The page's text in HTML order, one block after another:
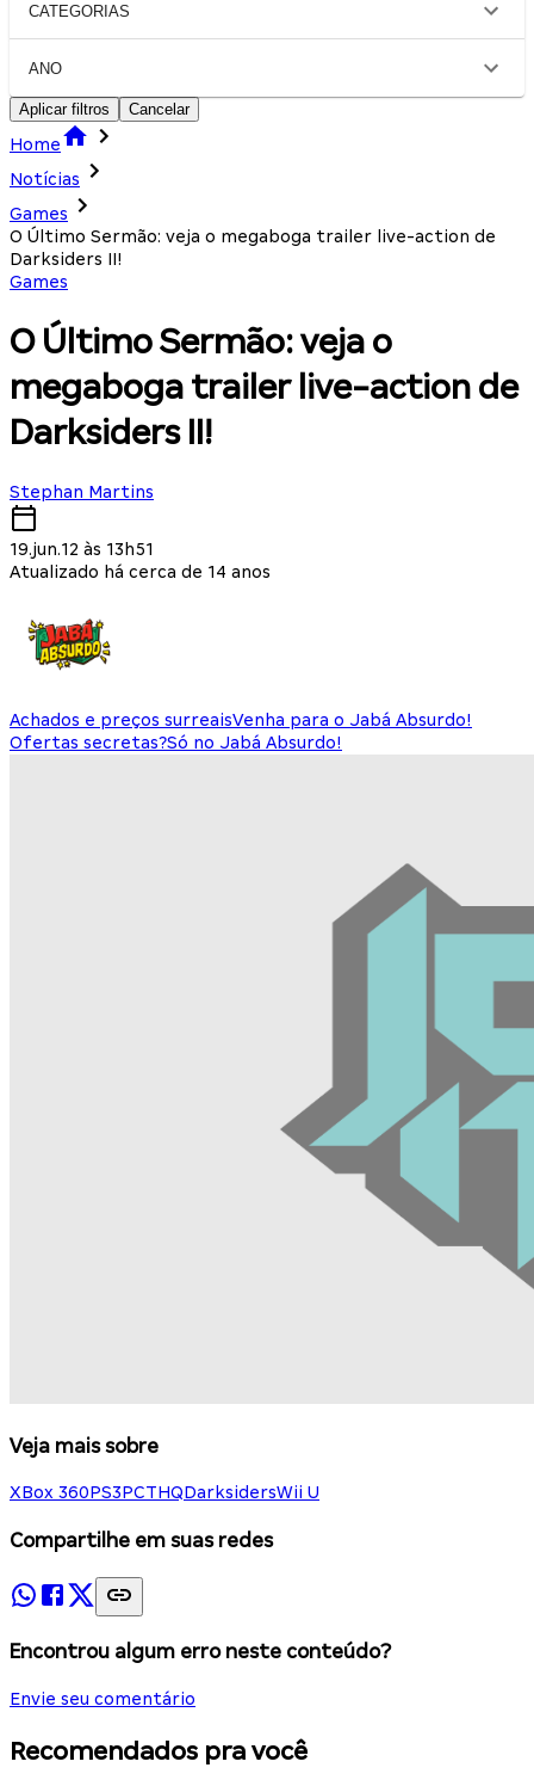
CATEGORIAS
ANO
Aplicar filtros Cancelar
Home
Notícias
Games
O Último Sermão: veja o megaboga trailer live-action de
Darksiders II!
Games
O Último Sermão: veja o
megaboga trailer live-action de
Darksiders II!
Stephan Martins
19.jun.12 às 13h51
Atualizado há cerca de 14 anos
Achados e preços surreaisVenha para o Jabá Absurdo!
Ofertas secretas?Só no Jabá Absurdo!
Veja mais sobre
XBox 360PS3PCTHQDarksidersWii U
Compartilhe em suas redes
Encontrou algum erro neste conteúdo?
Envie seu comentário
Recomendados pra você